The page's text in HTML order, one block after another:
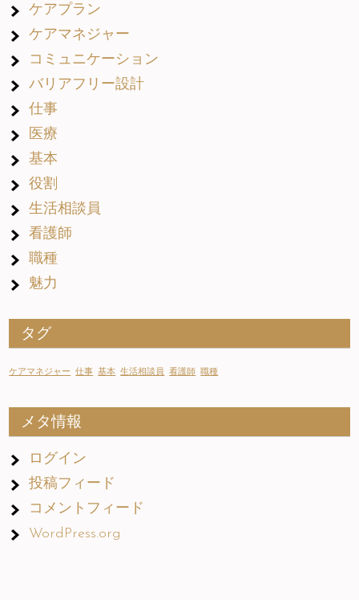
ケアプラン
ケアマネジャー
コミュニケーション
バリアフリー設計
仕事
医療
基本
役割
生活相談員
看護師
職種
魅力
タグ
ケアマネジャー 仕事 基本 生活相談員 看護師 職種
メタ情報
ログイン
投稿フィード
コメントフィード
WordPress.org